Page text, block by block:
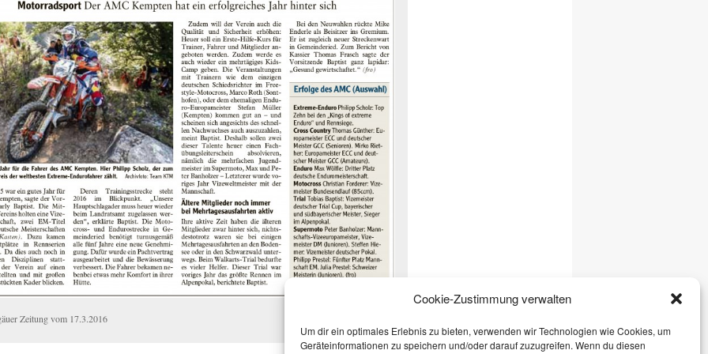
Cookie-Zustimmung verwalten
Um dir ein optimales Erlebnis zu bieten, verwenden wir Technologien wie Cookies, um
Geräteinformationen zu speichern und/oder darauf zuzugreifen. Wenn du diesen
Zeitung vom 17.3.2016